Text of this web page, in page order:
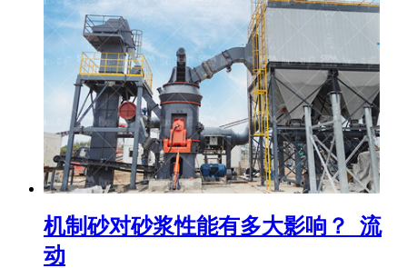
机制砂对砂浆性能有多大影响？_流
动